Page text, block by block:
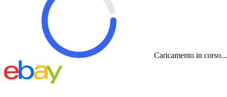
Caricamento in corso...